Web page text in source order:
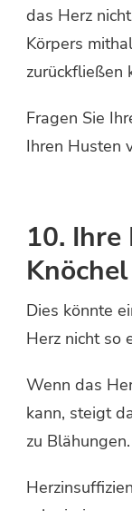
das Herz
Körpers
zurückfließen
Fragen Sie
Ihren Husten
10. Ihre
Dies könnte
Herz nicht so
Wenn das
kann, steigt
zu Blähungen.